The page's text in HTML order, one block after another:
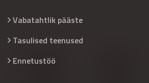
Vabatahtlik pääste
Tasulised teenused
Ennetustöö